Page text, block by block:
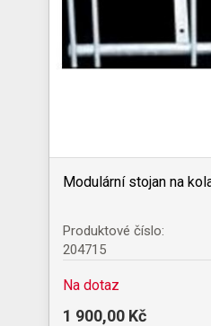
Modulární stojan na
Produktové číslo:
204715
Na dotaz
1 900,00 Kč